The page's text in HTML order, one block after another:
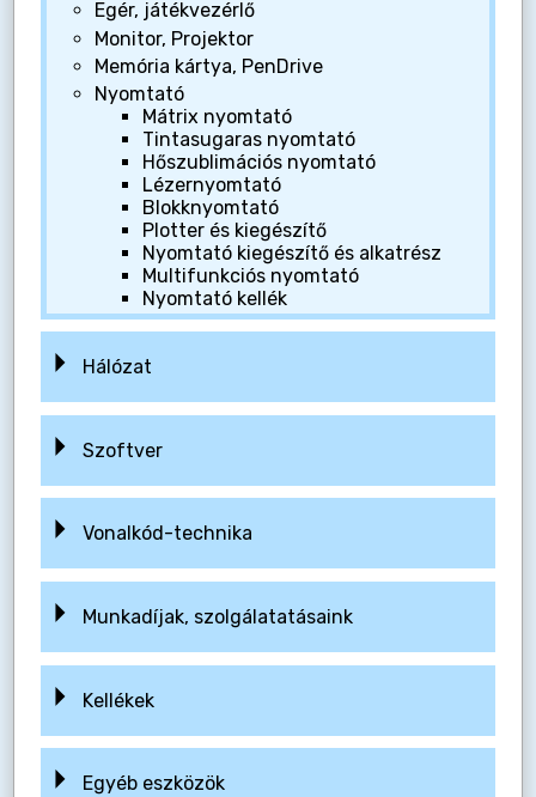
Egér, játékvezérlő
Monitor, Projektor
Memória kártya, PenDrive
Nyomtató
Mátrix nyomtató
Tintasugaras nyomtató
Hőszublimációs nyomtató
Lézernyomtató
Blokknyomtató
Plotter és kiegészítő
Nyomtató kiegészítő és alkatrész
Multifunkciós nyomtató
Nyomtató kellék
Hálózat
Szoftver
Vonalkód-technika
Munkadíjak, szolgálatatásaink
Kellékek
Egyéb eszközök